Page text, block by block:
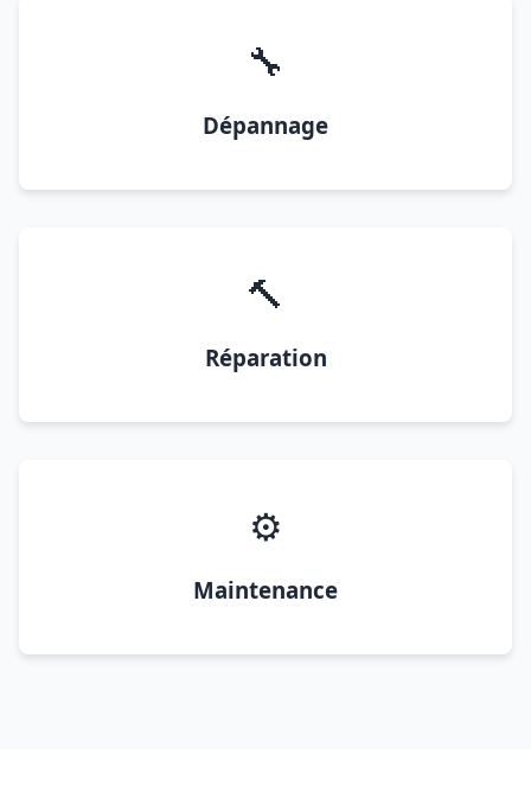
🔧
Dépannage
🔨
Réparation
⚙️
Maintenance